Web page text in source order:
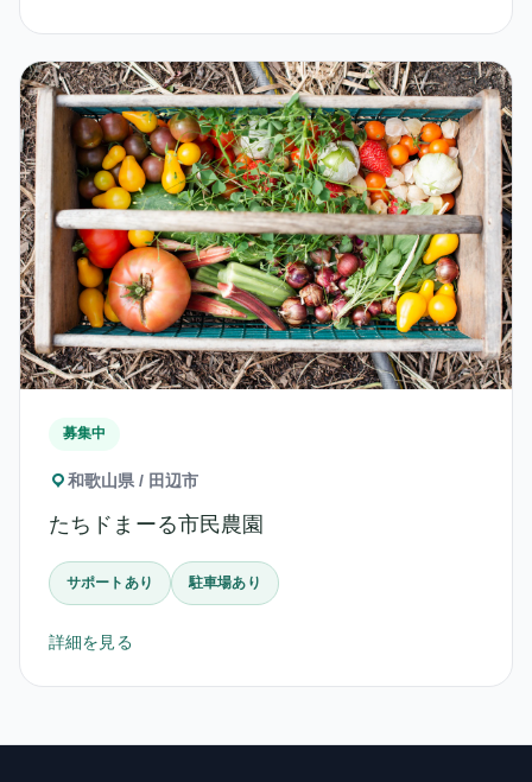
募集中
和歌山県 / 田辺市
たちドまーる市民農園
サポートあり 駐車場あり
詳細を見る